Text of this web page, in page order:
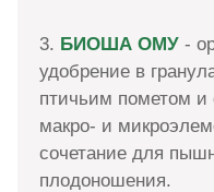
3. БИОША ОМУ -
удобрение в
птичьим пометом
макро- и
сочетание для
плодоношения.